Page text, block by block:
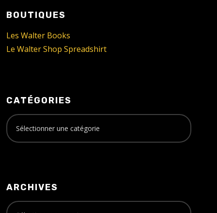
BOUTIQUES
Les Walter Books
Le Walter Shop Spreadshirt
CATÉGORIES
ARCHIVES